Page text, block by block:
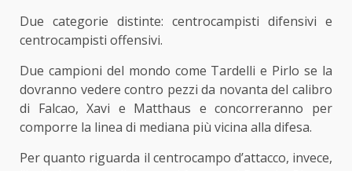
Due categorie distinte: centrocampisti difensivi e
centrocampisti offensivi.
Due campioni del mondo come Tardelli e Pirlo se la
dovranno vedere contro pezzi da novanta del calibro
di Falcao, Xavi e Matthaus e concorreranno per
comporre la linea di mediana più vicina alla difesa.
Per quanto riguarda il centrocampo d’attacco, invece,